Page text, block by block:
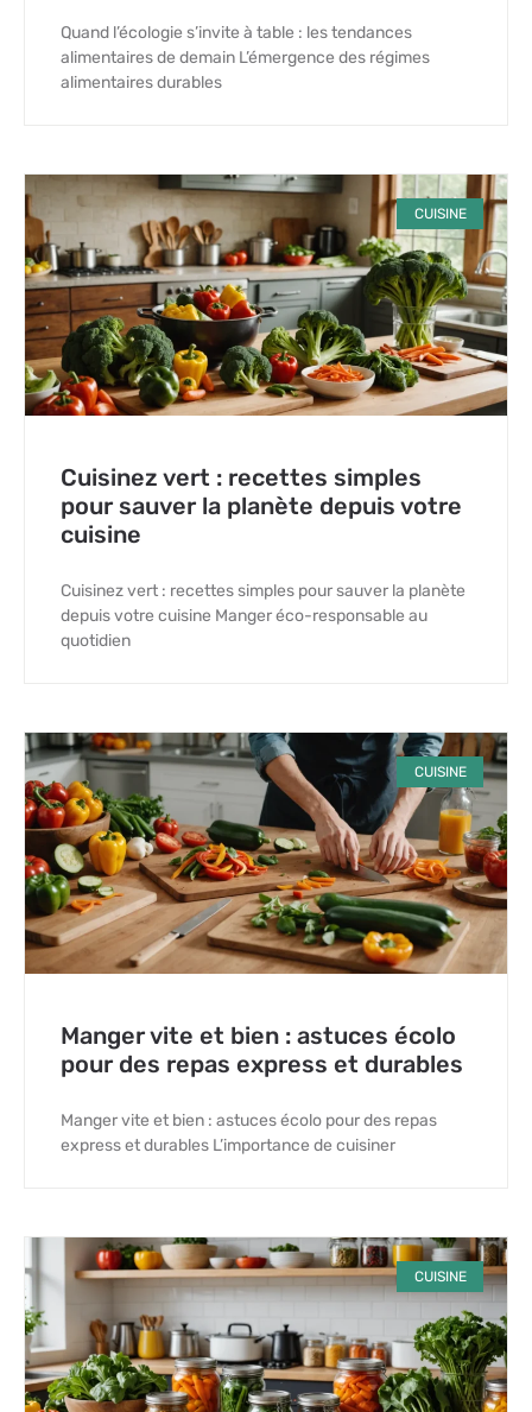
Quand l’écologie s’invite à table : les tendances
alimentaires de demain L’émergence des régimes
alimentaires durables
CUISINE
Cuisinez vert : recettes simples
pour sauver la planète depuis votre
cuisine
Cuisinez vert : recettes simples pour sauver la planète
depuis votre cuisine Manger éco-responsable au
quotidien
CUISINE
Manger vite et bien : astuces écolo
pour des repas express et durables
Manger vite et bien : astuces écolo pour des repas
express et durables L’importance de cuisiner
CUISINE